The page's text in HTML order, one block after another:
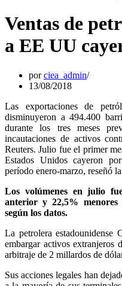
Ventas de
a EE UU
porciea_admin
13/08/2018
Las exportaciones de
disminuyeron a 494.400
durante los tres meses
incautaciones de activos
Reuters. Julio fue el primer
Estados Unidos cayeron
período enero-marzo, reseñó
Los volúmenes en julio
anterior y 22,5%
según los datos.
La petrolera estadounidense
embargar activos extranjeros
arbitraje de 2 millardos de
Sus acciones legales han